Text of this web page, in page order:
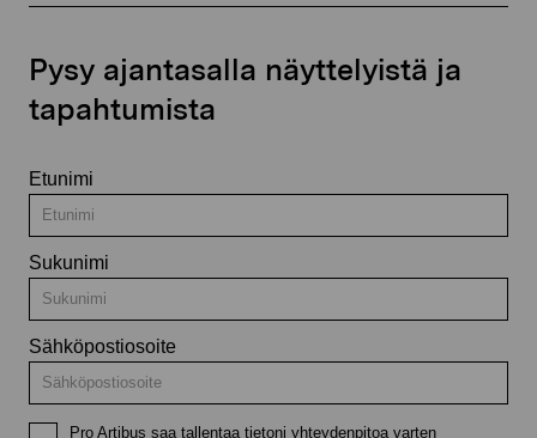
Pysy ajantasalla näyttelyistä ja
tapahtumista
Etunimi
Sukunimi
Sähköpostiosoite
Pro Artibus saa tallentaa tietoni yhteydenpitoa varten